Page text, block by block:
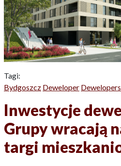
Tagi:
Bydgoszcz Deweloper
Inwestycje
Grupy wracają
targi